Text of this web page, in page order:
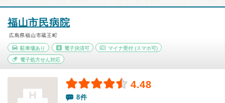
福山市民病院
広島県福山市蔵王町
駐車場あり 電子決済可 マイナ受付 (スマホ可)
電子処方せん対応
4.48
8件